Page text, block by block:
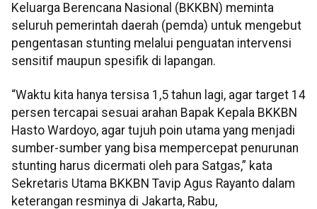
Keluarga Berencana Nasional (BKKBN) meminta
seluruh pemerintah daerah (pemda) untuk mengebut
pengentasan stunting melalui penguatan intervensi
sensitif maupun spesifik di lapangan.
“Waktu kita hanya tersisa 1,5 tahun lagi, agar target 14
persen tercapai sesuai arahan Bapak Kepala BKKBN
Hasto Wardoyo, agar tujuh poin utama yang menjadi
sumber-sumber yang bisa mempercepat penurunan
stunting harus dicermati oleh para Satgas,” kata
Sekretaris Utama BKKBN Tavip Agus Rayanto dalam
keterangan resminya di Jakarta, Rabu,